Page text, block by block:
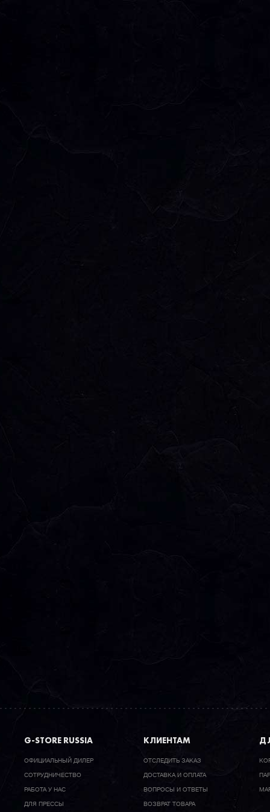
G-STORE RUSSIA
ОФИЦИАЛЬНЫЙ ДИЛЕР
CОТРУДНИЧЕСТВО
РАБОТА У НАС
ДЛЯ ПРЕССЫ
КЛИЕНТАМ
ОТСЛЕДИТЬ ЗАКАЗ
ДОСТАВКА И ОПЛАТА
ВОПРОСЫ И ОТВЕТЫ
ВОЗВРАТ ТОВАРА